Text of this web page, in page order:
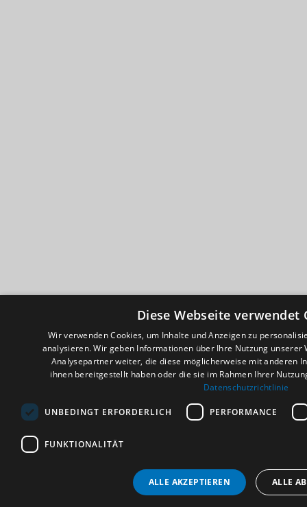
Diese Webseite verwendet
Wir verwenden Cookies, um Inhalte und Anzeigen zu
analysieren. Wir geben Informationen über Ihre Nutzung unserer
Analysepartner weiter, die diese möglicherweise mit anderen
ihnen bereitgestellt haben oder die sie im Rahmen Ihrer
Datenschutzrichtlinie
UNBEDINGT ERFORDERLICH PERFORMANCE
FUNKTIONALITÄT
ALLE AKZEPTIEREN ALLE